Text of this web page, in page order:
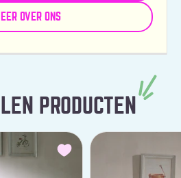
OVER ONS
PRODUCTEN